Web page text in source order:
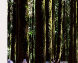
u
s